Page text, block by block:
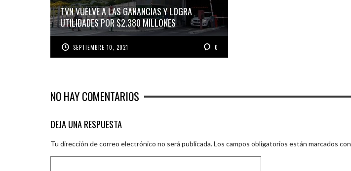
TVN VUELVE A LAS GANANCIAS Y LOGRA
UTILIDADES POR $2.380 MILLONES
SEPTIEMBRE 10, 2021 0
NO HAY COMENTARIOS
DEJA UNA RESPUESTA
Tu dirección de correo electrónico no será publicada.Los campos obligatorios están marcados con